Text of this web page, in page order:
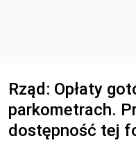
Rząd: Opłaty
parkometrach.
dostępność tej